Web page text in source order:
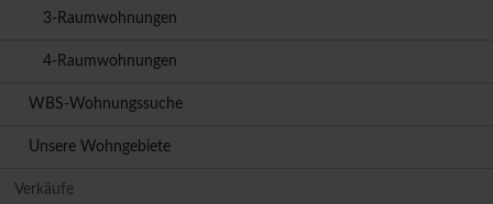
3-Raumwohnungen
4-Raumwohnungen
WBS-Wohnungssuche
Unsere Wohngebiete
Verkäufe